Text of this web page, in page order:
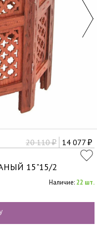
20 110₽ 14 077 ₽
15"15/2
Наличие: 22 шт.